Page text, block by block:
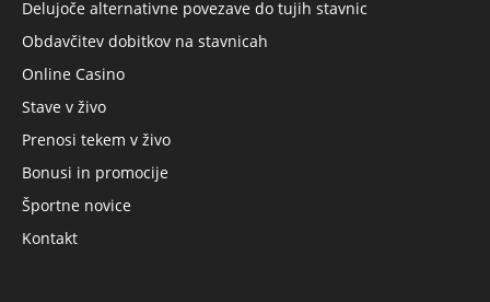
Delujoče alternativne povezave do tujih stavnic
Obdavčitev dobitkov na stavnicah
Online Casino
Stave v živo
Prenosi tekem v živo
Bonusi in promocije
Športne novice
Kontakt